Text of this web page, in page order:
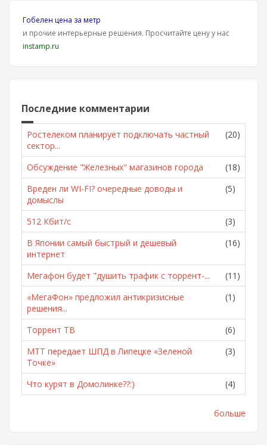
Гобелен цена за метр
и прочие интерьерные решения. Просчитайте цену у нас
instamp.ru
Последние комментарии
Ростелеком планирует подключать частный
сектор...
(20)
Обсуждение "Железных" магазинов города
(18)
Вреден ли WI-FI? очередные доводы и
домыслы
(5)
512 Кбит/с
(3)
В Японии самый быстрый и дешевый
интернет
(16)
Мегафон будет "душить трафик с торрент-...
(11)
«МегаФон» предложил антикризисные
решения...
(1)
Торрент ТВ
(6)
МТТ передает ШПД в Липецке «Зеленой
Точке»
(3)
Что курят в Домолинке??:) (4)
больше